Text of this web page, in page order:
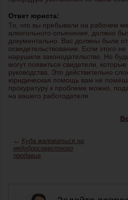
Ответ юриста:
То, что вы пребывали на рабочем
алкогольного опьянения, должно
документально. Вас должны были
освидетельствование. Если этого
нарушили законодательство. Но
могут появиться свидетели,
руководства. Это действительно
юридическая помощь вам не
прокуратуру к проблеме можно,
на вашего работодателя.
← Куда жаловаться на
недобросовестного
продавца